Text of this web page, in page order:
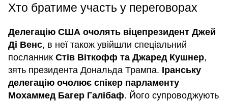
Хто братиме участь у переговорах
Делегацію США очолять віцепрезидент Джей
Ді Венс, в неї також увійшли спеціальний
посланник Стів Віткофф та Джаред Кушнер,
зять президента Дональда Трампа. Іранську
делегацію очолює спікер парламенту
Мохаммед Багер Галібаф. Його супроводжують